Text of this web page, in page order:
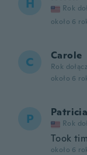
H Rok
około 6
C Carole
Rok
około 6
P Patricia
Rok
Took
około 6